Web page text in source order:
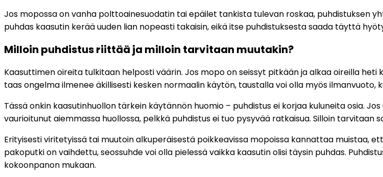
Jos mopossa on vanha polttoainesuodatin tai epäilet tankista tulevan roskaa, puhdistuksen
puhdas kaasutin kerää uuden lian nopeasti takaisin, eikä itse puhdistuksesta saada täyttä
Milloin puhdistus riittää ja milloin tarvitaan muutakin?
Kaasuttimen oireita tulkitaan helposti väärin. Jos mopo on seissyt pitkään ja alkaa oireilla
taas ongelma ilmenee äkillisesti kesken normaalin käytön, taustalla voi olla myös
Tässä onkin kaasutinhuollon tärkein käytännön huomio – puhdistus ei korjaa kuluneita osia.
vaurioitunut aiemmassa huollossa, pelkkä puhdistus ei tuo pysyvää ratkaisua. Silloin tarvitaan
Erityisesti viritetyissä tai muutoin alkuperäisestä poikkeavissa mopoissa kannattaa muistaa,
pakoputki on vaihdettu, seossuhde voi olla pielessä vaikka kaasutin olisi täysin puhdas.
kokoonpanon mukaan.